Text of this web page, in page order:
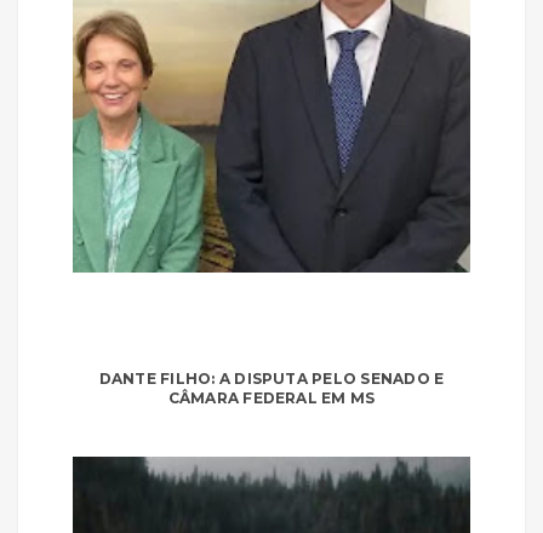
DANTE FILHO: A DISPUTA PELO SENADO E
CÂMARA FEDERAL EM MS